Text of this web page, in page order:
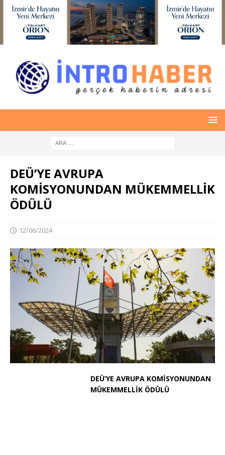
DEÜ’YE AVRUPA
KOMİSYONUNDAN MÜKEMMELLİK
ÖDÜLÜ
12/06/2024
DEÜ’YE AVRUPA KOMİSYONUNDAN
MÜKEMMELLİK ÖDÜLÜ